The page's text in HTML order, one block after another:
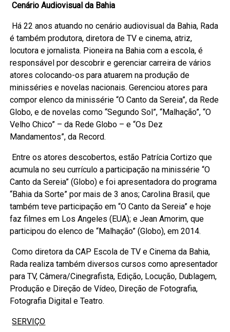
Cenário Audiovisual da Bahia
Há 22 anos atuando no cenário audiovisual da Bahia, Rada
é também produtora, diretora de TV e cinema, atriz,
locutora e jornalista. Pioneira na Bahia com a escola, é
responsável por descobrir e gerenciar carreira de vários
atores colocando-os para atuarem na produção de
minisséries e novelas nacionais. Gerenciou atores para
compor elenco da minissérie “O Canto da Sereia”, da Rede
Globo, e de novelas como “Segundo Sol”, “Malhação”, “O
Velho Chico” – da Rede Globo – e “Os Dez
Mandamentos”, da Record.
Entre os atores descobertos, estão Patrícia Cortizo que
acumula no seu currículo a participação na minissérie “O
Canto da Sereia” (Globo) e foi apresentadora do programa
“Bahia da Sorte” por mais de 3 anos; Carolina Brasil, que
também teve participação em “O Canto da Sereia” e hoje
faz filmes em Los Angeles (EUA); e Jean Amorim, que
participou do elenco de “Malhação” (Globo), em 2014.
Como diretora da CAP Escola de TV e Cinema da Bahia,
Rada realiza também diversos cursos como apresentador
para TV, Câmera/Cinegrafista, Edição, Locução, Dublagem,
Produção e Direção de Vídeo, Direção de Fotografia,
Fotografia Digital e Teatro.
SERVIÇO